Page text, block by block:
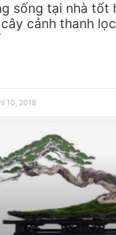
sống tại nhà tốt
cảnh thanh lọc
10, 2018